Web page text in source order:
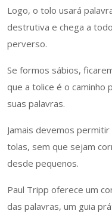
Logo, o tolo usará
destrutiva e chega a
perverso.
Se formos sábios,
que a tolice é o caminho
suas palavras.
Jamais devemos
tolas, sem que sejam
desde pequenos.
Paul Tripp oferece um
das palavras, um guia